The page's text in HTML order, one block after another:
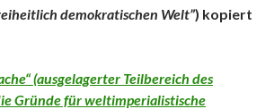
demokratischen Welt”) kopiert
(ausgelagerter Teilbereich des
Gründe für weltimperialistische